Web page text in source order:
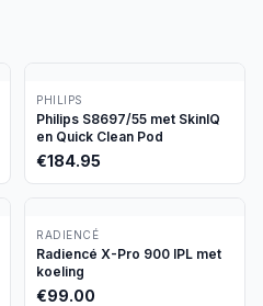
PHILIPS
Philips S8697/55 met SkinIQ
en Quick Clean Pod
€184.95
RADIENCÉ
Radiencé X-Pro 900 IPL met
koeling
€99.00